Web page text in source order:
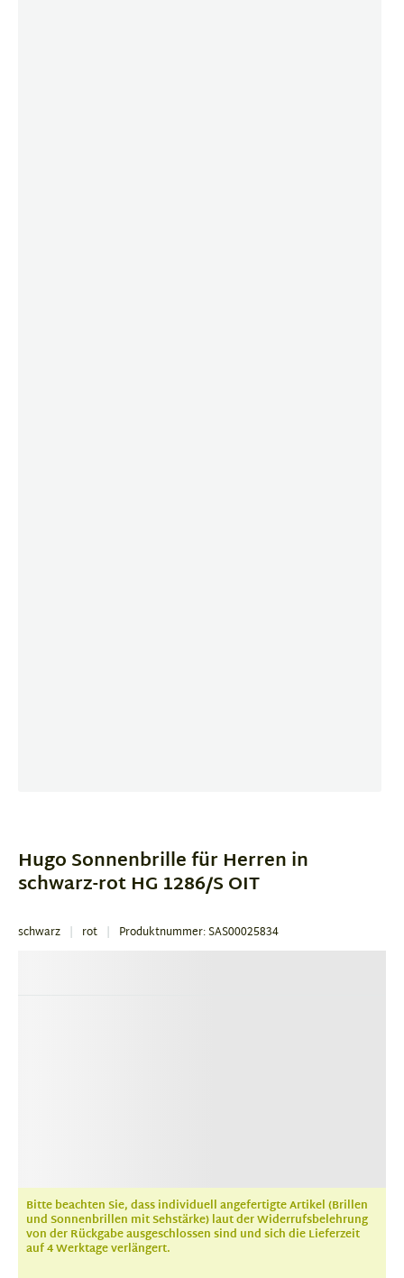
4
Hugo Sonnenbrille für Herren in
schwarz-rot HG 1286/S OIT
schwarz rot Produktnummer: SAS00025834
Bitte beachten Sie, dass individuell angefertigte Artikel (Brillen
und Sonnenbrillen mit Sehstärke) laut der Widerrufsbelehrung
von der Rückgabe ausgeschlossen sind und sich die Lieferzeit
auf 4 Werktage verlängert.